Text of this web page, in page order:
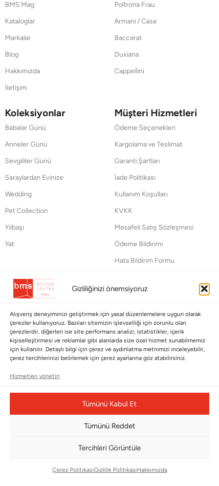
Gizliliğinizi önemsiyoruz
Alışveriş deneyiminizi geliştirmek için yasal düzenlemelere uygun olarak
çerezler kullanıyoruz. Bazıları sitemizin işlevselliği için zorunlu olan
çerezlerdir, diğerleri ise site performans analizi, istatistikler, içerik
kişiselleştirmesi ve reklamlar gibi alanlarda size özel hizmet sunabilmemiz
için kullanılır. Detaylı bilgi için çerez ve aydınlatma metnimizi inceleyebilir,
çerez tercihlerinizi belirlemek için çerez ayarlarına göz atabilirsiniz.
Hizmetleri yönetin
Tümünü Kabul Et
Tümünü Reddet
Tercihleri Görüntüle
Çerez PolitikasıGizlilik PolitikasıHakkımızda
BMS Mag
Kataloglar
Markalar
Blog
Hakkımızda
İletişim
Poltrona Frau
Armani / Casa
Baccarat
Duxiana
Cappellini
Koleksiyonlar
Babalar Günü
Anneler Günü
Sevgililer Günü
Saraylardan Evinize
Wedding
Pet Collection
Yılbaşı
Yat
Müşteri Hizmetleri
Ödeme Seçenekleri
Kargolama ve Teslimat
Garanti Şartları
İade Politikası
Kullanım Koşulları
KVKK
Mesafeli Satış Sözleşmesi
Ödeme Bildirimi
Hata Bildirim Formu
BÜLTENİMİZE ABONE OLUN
Bültenimize Abone Olun
Bizi Takip Edin